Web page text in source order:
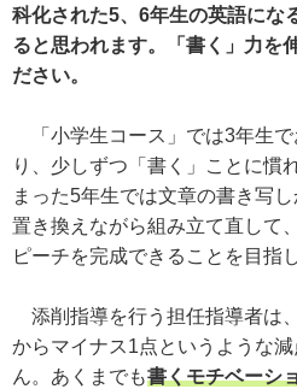
科化された5、6年生の英語にな
ると思われます。「書く」力を
ださい。
「小学生コース」では3年生で
り、少しずつ「書く」ことに慣
まった5年生では文章の書き写
置き換えながら組み立て直して
ピーチを完成できることを目指
添削指導を行う担任指導者は
からマイナス1点というような
ん。あくまでも書くモチベーシ